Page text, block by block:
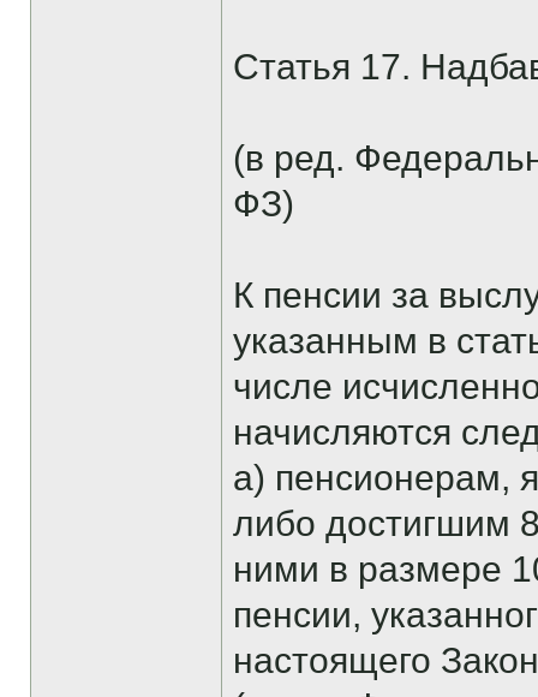
Статья 17.
(в ред.
ФЗ)
К пенсии за
указанным в
числе
начисляются
а) пенсионерам,
либо достигшим
ними в размере
пенсии,
настоящего